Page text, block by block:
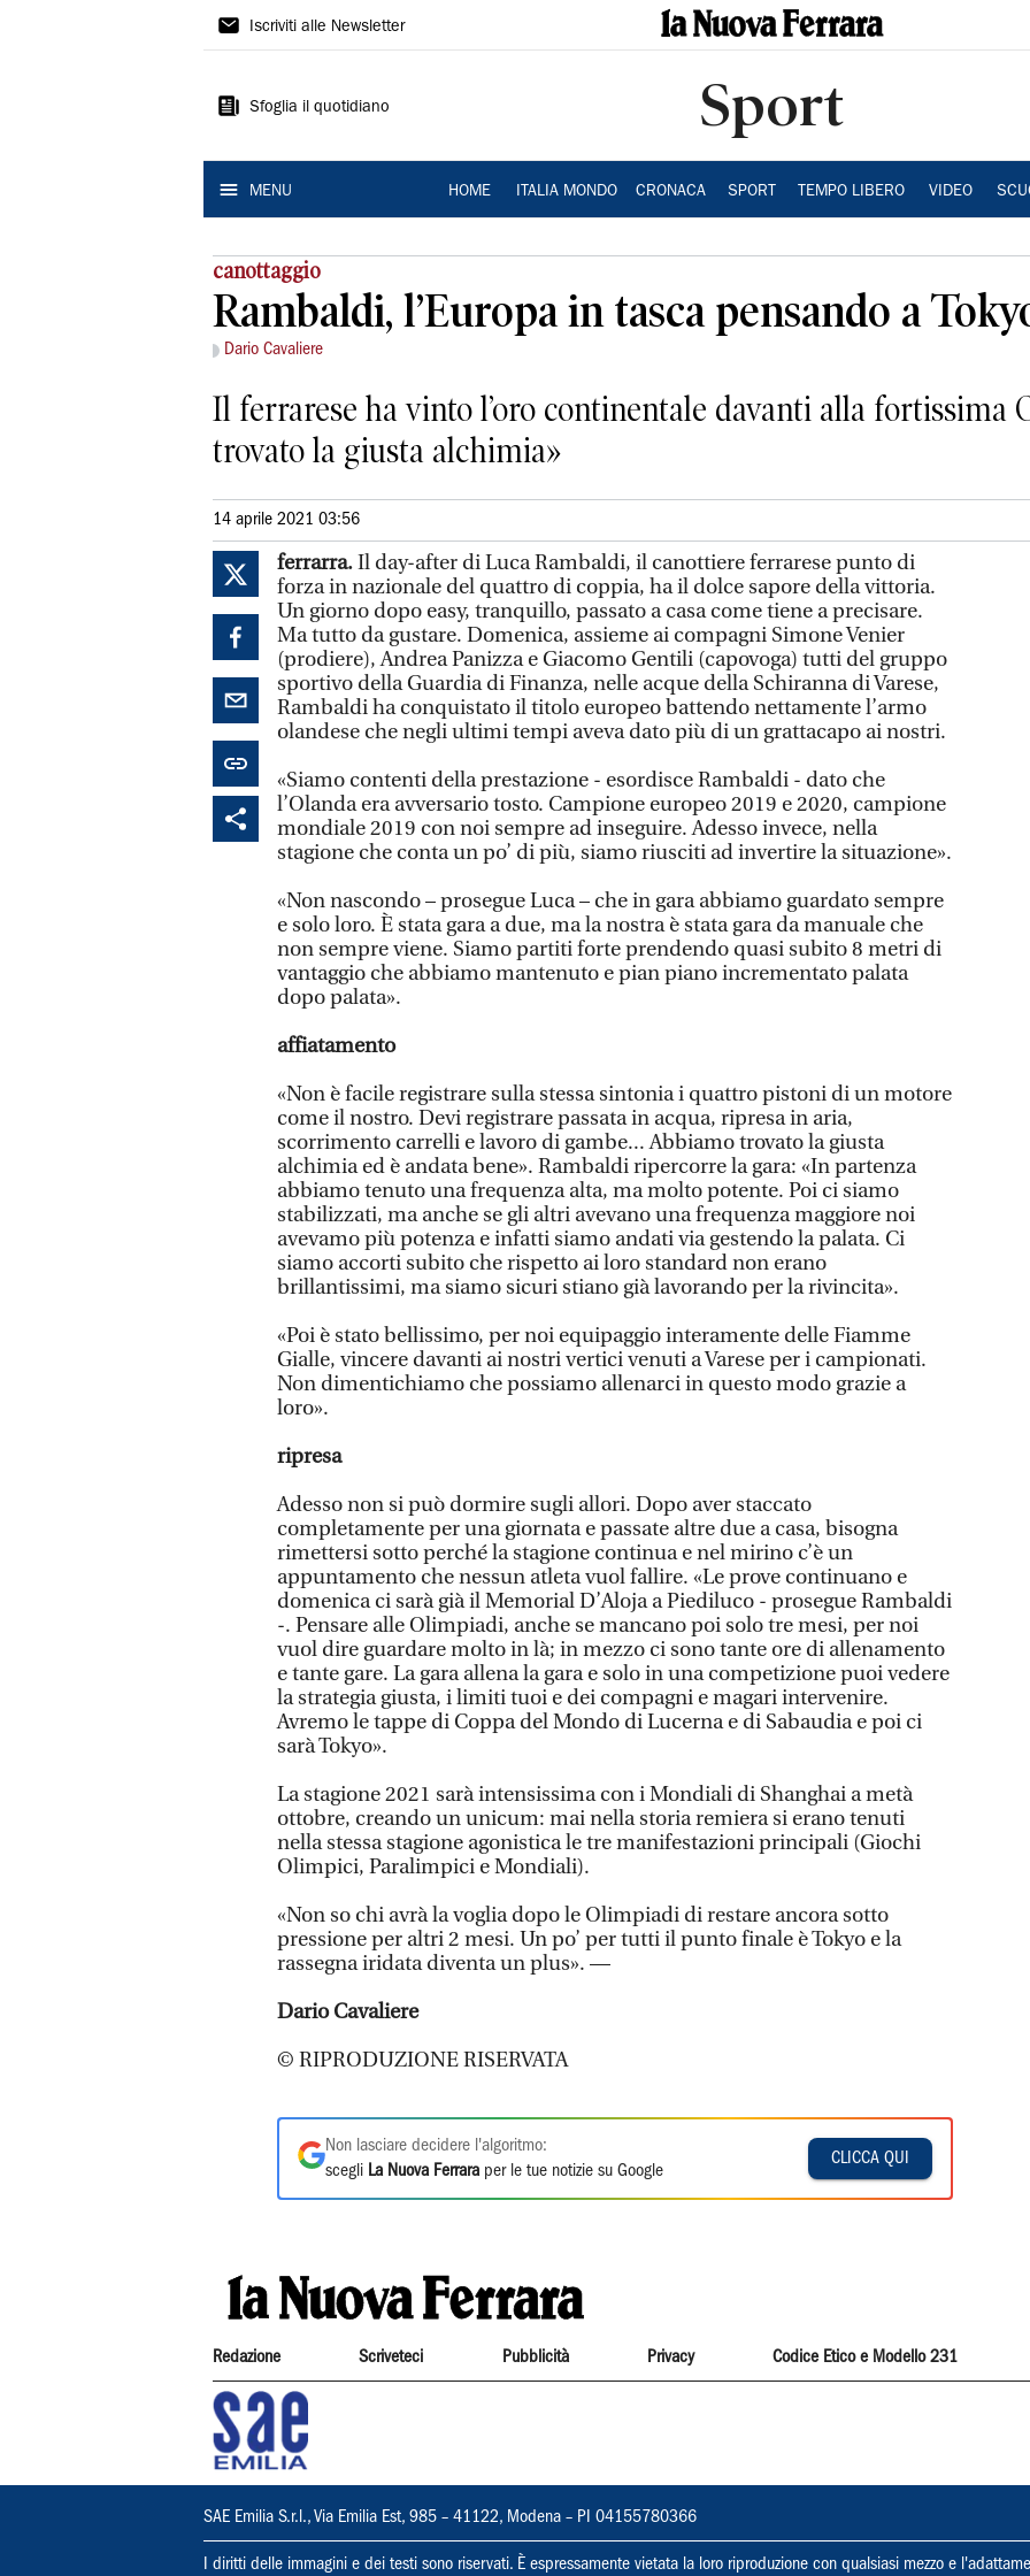
La
Ferrara
Iscriviti alle Newsletter
Sfoglia il quotidiano Sport
MENU HOME ITALIA MONDO CRONACA SPORT TEMPO LIBERO VIDEO
canottaggio
Rambaldi, l’Europa in tasca pensando a
Dario Cavaliere
Il ferrarese ha vinto l’oro continentale davanti alla fortissima
trovato la giusta alchimia»
14 aprile 2021 03:56
ferrarra.Il day-after di Luca Rambaldi, il canottiere ferrarese punto di
forza in nazionale del quattro di coppia, ha il dolce sapore della vittoria.
Un giorno dopo easy, tranquillo, passato a casa come tiene a precisare.
Ma tutto da gustare. Domenica, assieme ai compagni Simone Venier
(prodiere), Andrea Panizza e Giacomo Gentili (capovoga) tutti del gruppo
sportivo della Guardia di Finanza, nelle acque della Schiranna di Varese,
Rambaldi ha conquistato il titolo europeo battendo nettamente l’armo
olandese che negli ultimi tempi aveva dato più di un grattacapo ai nostri.
«Siamo contenti della prestazione - esordisce Rambaldi - dato che
l’Olanda era avversario tosto. Campione europeo 2019 e 2020, campione
mondiale 2019 con noi sempre ad inseguire. Adesso invece, nella
stagione che conta un po’ di più, siamo riusciti ad invertire la situazione».
«Non nascondo – prosegue Luca – che in gara abbiamo guardato sempre
e solo loro. È stata gara a due, ma la nostra è stata gara da manuale che
non sempre viene. Siamo partiti forte prendendo quasi subito 8 metri di
vantaggio che abbiamo mantenuto e pian piano incrementato palata
dopo palata».
affiatamento
«Non è facile registrare sulla stessa sintonia i quattro pistoni di un motore
come il nostro. Devi registrare passata in acqua, ripresa in aria,
scorrimento carrelli e lavoro di gambe... Abbiamo trovato la giusta
alchimia ed è andata bene». Rambaldi ripercorre la gara: «In partenza
abbiamo tenuto una frequenza alta, ma molto potente. Poi ci siamo
stabilizzati, ma anche se gli altri avevano una frequenza maggiore noi
avevamo più potenza e infatti siamo andati via gestendo la palata. Ci
siamo accorti subito che rispetto ai loro standard non erano
brillantissimi, ma siamo sicuri stiano già lavorando per la rivincita».
«Poi è stato bellissimo, per noi equipaggio interamente delle Fiamme
Gialle, vincere davanti ai nostri vertici venuti a Varese per i campionati.
Non dimentichiamo che possiamo allenarci in questo modo grazie a
loro».
ripresa
Adesso non si può dormire sugli allori. Dopo aver staccato
completamente per una giornata e passate altre due a casa, bisogna
rimettersi sotto perché la stagione continua e nel mirino c’è un
appuntamento che nessun atleta vuol fallire. «Le prove continuano e
domenica ci sarà già il Memorial D’Aloja a Piediluco - prosegue Rambaldi
-. Pensare alle Olimpiadi, anche se mancano poi solo tre mesi, per noi
vuol dire guardare molto in là; in mezzo ci sono tante ore di allenamento
e tante gare. La gara allena la gara e solo in una competizione puoi vedere
la strategia giusta, i limiti tuoi e dei compagni e magari intervenire.
Avremo le tappe di Coppa del Mondo di Lucerna e di Sabaudia e poi ci
sarà Tokyo».
La stagione 2021 sarà intensissima con i Mondiali di Shanghai a metà
ottobre, creando un unicum: mai nella storia remiera si erano tenuti
nella stessa stagione agonistica le tre manifestazioni principali (Giochi
Olimpici, Paralimpici e Mondiali).
«Non so chi avrà la voglia dopo le Olimpiadi di restare ancora sotto
pressione per altri 2 mesi. Un po’ per tutti il punto finale è Tokyo e la
rassegna iridata diventa un plus». —
Dario Cavaliere
© RIPRODUZIONE RISERVATA
Non lasciare decidere l'algoritmo:
scegli La Nuova Ferrara per le tue notizie su Google
CLICCA QUI
Redazione Scriveteci Pubblicità Privacy Codice Etico e Modello 231
SAE Emilia S.r.l., Via Emilia Est, 985 – 41122, Modena – PI 04155780366
I diritti delle immagini e dei testi sono riservati. È espressamente vietata la loro riproduzione con qualsiasi mezzo e